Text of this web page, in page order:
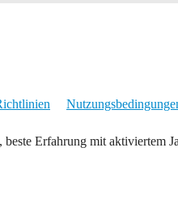
, beste Erfahrung mit aktiviertem